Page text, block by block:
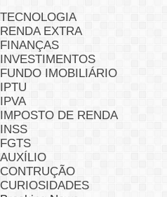
TECNOLOGIA
RENDA EXTRA
FINANÇAS
INVESTIMENTOS
FUNDO IMOBILIÁRIO
IPTU
IPVA
IMPOSTO DE RENDA
INSS
FGTS
AUXÍLIO
CONTRUÇÃO
CURIOSIDADES